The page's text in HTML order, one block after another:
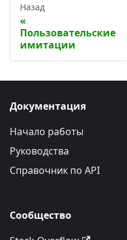
Назад
Пользовательские
имитации
Документация
Начало работы
Руководства
Справочник по API
Сообщество